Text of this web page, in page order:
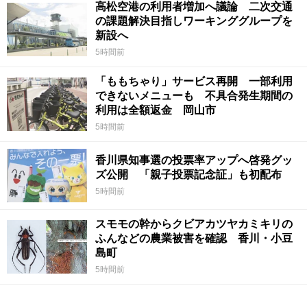
高松空港の利用者増加へ議論 二次交通
の課題解決目指しワーキンググループを
新設へ
5時間前
「ももちゃり」サービス再開 一部利用
できないメニューも 不具合発生期間の
利用は全額返金 岡山市
5時間前
香川県知事選の投票率アップへ啓発グッ
ズ公開 「親子投票記念証」も初配布
5時間前
スモモの幹からクビアカツヤカミキリの
ふんなどの農業被害を確認 香川・小豆
島町
5時間前